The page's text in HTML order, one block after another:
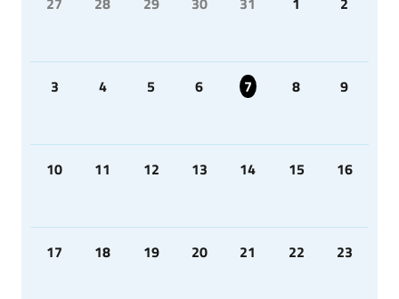
3 4 5 6 7 8 9
10 11 12 13 14 15 16
17 18 19 20 21 22 23